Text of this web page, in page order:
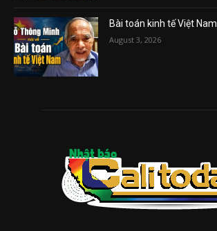
Bài toán kinh tế Việt Nam
August 3, 2026